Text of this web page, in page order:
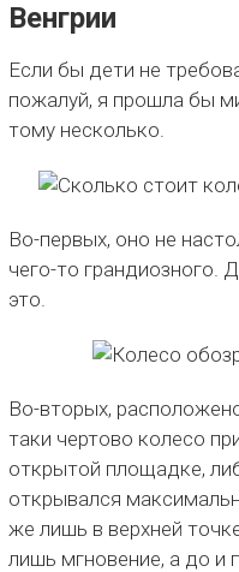
Венгрии
Если бы дети не
пожалуй, я прошла бы
тому несколько.
Во-первых, оно не
чего-то грандиозного.
это.
Во-вторых,
таки чертово колесо
открытой площадке,
открывался
же лишь в верхней
лишь мгновение, а до и